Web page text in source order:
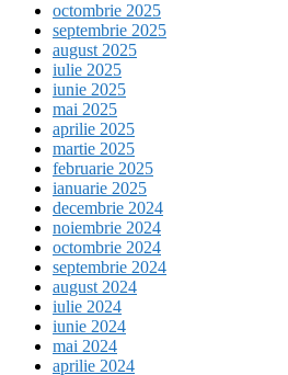
octombrie 2025
septembrie 2025
august 2025
iulie 2025
iunie 2025
mai 2025
aprilie 2025
martie 2025
februarie 2025
ianuarie 2025
decembrie 2024
noiembrie 2024
octombrie 2024
septembrie 2024
august 2024
iulie 2024
iunie 2024
mai 2024
aprilie 2024